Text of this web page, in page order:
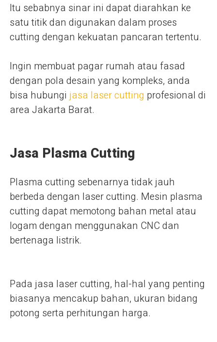
Itu sebabnya sinar ini dapat diarahkan ke
satu titik dan digunakan dalam proses
cutting dengan kekuatan pancaran tertentu.
Ingin membuat pagar rumah atau fasad
dengan pola desain yang kompleks, anda
bisa hubungi jasa laser cutting profesional di
area Jakarta Barat.
Jasa Plasma Cutting
Plasma cutting sebenarnya tidak jauh
berbeda dengan laser cutting. Mesin plasma
cutting dapat memotong bahan metal atau
logam dengan menggunakan CNC dan
bertenaga listrik.
Pada jasa laser cutting, hal-hal yang penting
biasanya mencakup bahan, ukuran bidang
potong serta perhitungan harga.